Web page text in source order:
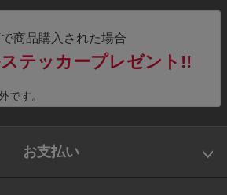
商品購入された場合
テッカープレゼント!!
です。
お支払い